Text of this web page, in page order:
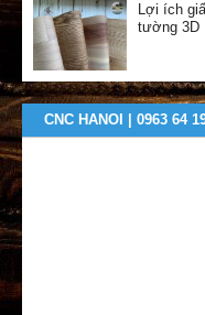
Lợi ích
tường 3D
CNC HANOI | 0963 64